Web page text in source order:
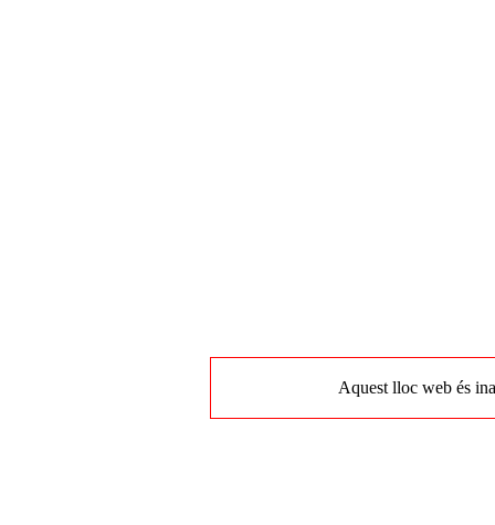
Aquest lloc web és